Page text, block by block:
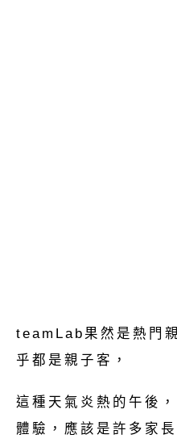
teamLab果然是熱門
乎都是親子客，
這種天氣炎熱的午後
體驗，應該是許多家